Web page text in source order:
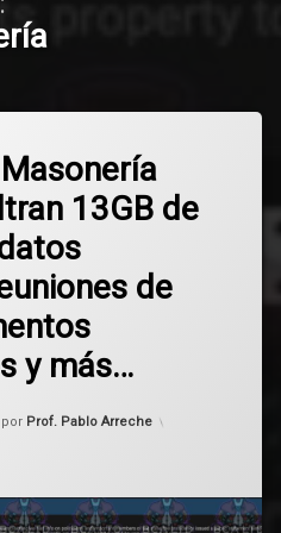
13GB de
de
y más…
Actualizado el marzo 31, 2025
por Prof. Pablo Arreche